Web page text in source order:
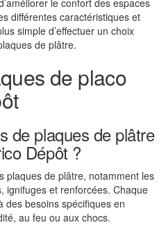
le confort des espaces
différentes caractéristiques et
simple d’effectuer un choix
de plâtre.
de placo
de plaques de plâtre
Dépôt ?
plaques de plâtre, notamment les
ignifuges et renforcées. Chaque
des besoins spécifiques en
au feu ou aux chocs.